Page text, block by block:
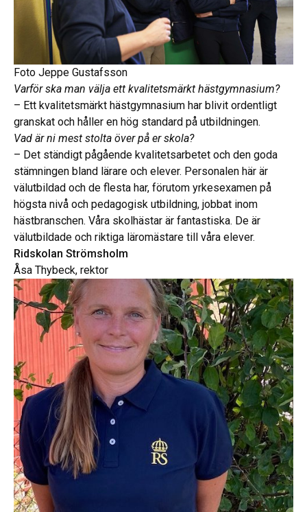
Foto Jeppe Gustafsson
Varför ska man välja ett kvalitetsmärkt hästgymnasium?
– Ett kvalitetsmärkt hästgymnasium har blivit ordentligt
granskat och håller en hög standard på utbildningen.
Vad är ni mest stolta över på er skola?
– Det ständigt pågående kvalitetsarbetet och den goda
stämningen bland lärare och elever. Personalen här är
välutbildad och de flesta har, förutom yrkesexamen på
högsta nivå och pedagogisk utbildning, jobbat inom
hästbranschen. Våra skolhästar är fantastiska. De är
välutbildade och riktiga läromästare till våra elever.
Ridskolan Strömsholm
Åsa Thybeck, rektor